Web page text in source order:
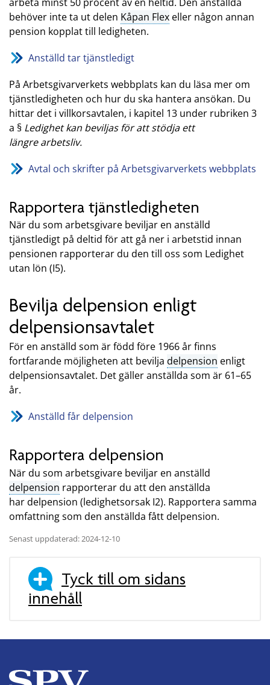
behöver inte ta ut delen Kåpan Flex eller någon annan
pension kopplat till ledigheten.
Anställd tar tjänstledigt
På Arbetsgivarverkets webbplats kan du läsa mer om
tjänstledigheten och hur du ska hantera ansökan. Du
hittar det i villkorsavtalen, i kapitel 13 under rubriken 3
a § Ledighet kan beviljas för att stödja ett
längre arbetsliv.
Avtal och skrifter på Arbetsgivarverkets webbplats
Rapportera tjänstledigheten
När du som arbetsgivare beviljar en anställd
tjänstledigt på deltid för att gå ner i arbetstid innan
pensionen rapporterar du den till oss som Ledighet
utan lön (I5).
Bevilja delpension enligt
delpensionsavtalet
För en anställd som är född före 1966 år finns
fortfarande möjligheten att bevilja delpension enligt
delpensionsavtalet. Det gäller anställda som är 61–65
år.
Anställd får delpension
Rapportera delpension
När du som arbetsgivare beviljar en anställd
delpension rapporterar du att den anställda
har delpension (ledighetsorsak I2). Rapportera samma
omfattning som den anställda fått delpension.
Senast uppdaterad: 2024-12-10
Tyck till om sidans
innehåll